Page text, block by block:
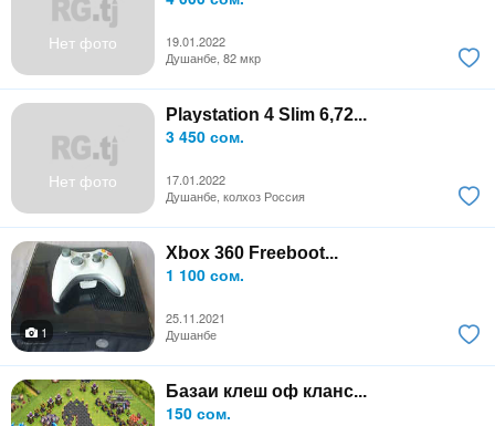
Нет фото
19.01.2022
Душанбе, 82 мкр
Нет фото
Playstation 4 Slim 6,72...
3 450 сом.
17.01.2022
Душанбе, колхоз Россия
Xbox 360 Freeboot...
1 100 сом.
25.11.2021
1
Душанбе
Базаи клеш оф кланс...
150 сом.